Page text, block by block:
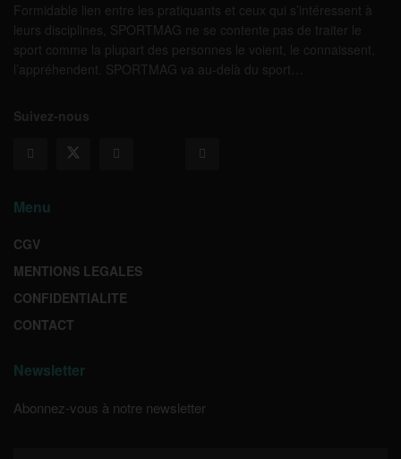
Formidable lien entre les pratiquants et ceux qui s’intéressent à
leurs disciplines, SPORTMAG ne se contente pas de traiter le
sport comme la plupart des personnes le voient, le connaissent,
l’appréhendent. SPORTMAG va au-delà du sport…
Suivez-nous
Menu
CGV
MENTIONS LEGALES
CONFIDENTIALITE
CONTACT
Newsletter
Abonnez-vous à notre newsletter